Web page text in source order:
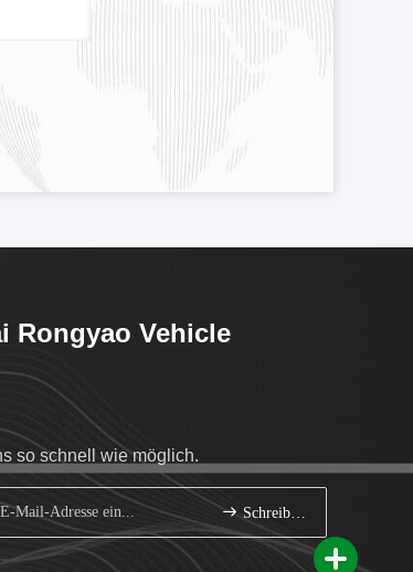
Rongyao Vehicle
so schnell wie möglich.
Schreiben Sie sich an.